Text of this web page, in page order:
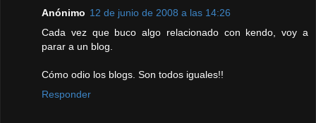
Anónimo 12 de junio de 2008 a las 14:26
Cada vez que buco algo relacionado con kendo, voy a
parar a un blog.
Cómo odio los blogs. Son todos iguales!!
Responder